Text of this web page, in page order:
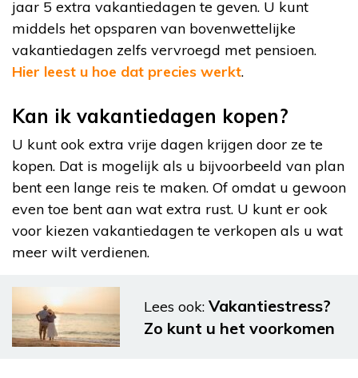
jaar 5 extra vakantiedagen te geven. U kunt
middels het opsparen van bovenwettelijke
vakantiedagen zelfs vervroegd met pensioen.
Hier leest u hoe dat precies werkt.
Kan ik vakantiedagen kopen?
U kunt ook extra vrije dagen krijgen door ze te
kopen. Dat is mogelijk als u bijvoorbeeld van plan
bent een lange reis te maken. Of omdat u gewoon
even toe bent aan wat extra rust. U kunt er ook
voor kiezen vakantiedagen te verkopen als u wat
meer wilt verdienen.
Lees ook: Vakantiestress?
Zo kunt u het voorkomen